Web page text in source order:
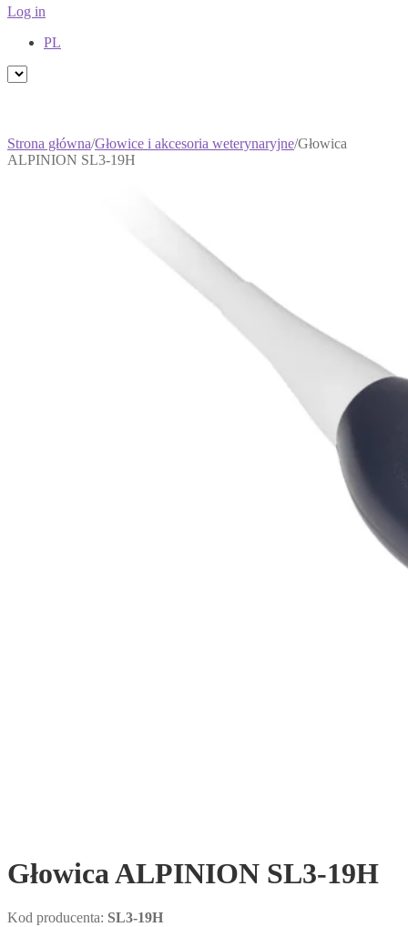
Log in
PL
Strona główna/Głowice i akcesoria weterynaryjne/Głowica
ALPINION SL3-19H
Głowica ALPINION SL3-19H
Kod producenta: SL3-19H